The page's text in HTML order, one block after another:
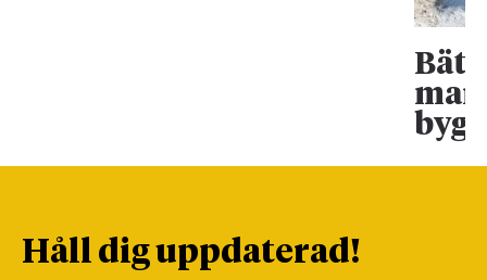
Håll dig uppdaterad!